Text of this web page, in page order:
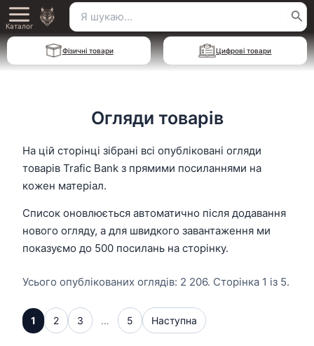
Перейти
до
вмісту
Main
Menu
Каталог
Пошук
для:
Фізичні товари Цифрові товари
Огляди товарів
На цій сторінці зібрані всі опубліковані огляди
товарів Trafic Bank з прямими посиланнями на
кожен матеріал.
Список оновлюється автоматично після додавання
нового огляду, а для швидкого завантаження ми
показуємо до 500 посилань на сторінку.
Усього опублікованих оглядів: 2 206. Сторінка 1 із 5.
1 2 3 … 5 Наступна